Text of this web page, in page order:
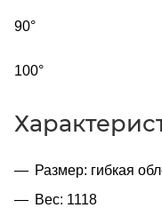
90°
100°
Размер: гибкая
Вес: 1118